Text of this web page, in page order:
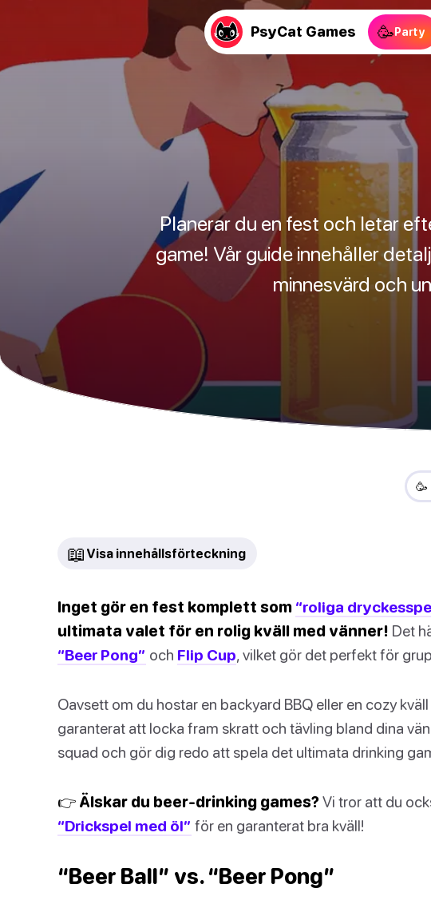
PsyCat Games 🥳Party
Planerar du en fest och letar
game! Vår guide innehåller
minnesvärd och
📖 Visa innehållsförteckning
Inget gör en fest komplett som “roliga
ultimata valet för en rolig kväll med vänner! Det
“Beer Pong” och Flip Cup, vilket gör det perfekt för
Oavsett om du hostar en backyard BBQ eller en cozy
garanterat att locka fram skratt och tävling bland dina
squad och gör dig redo att spela det ultimata drinking
👉 Älskar du beer-drinking games?Vi tror att du
“Drickspel med öl” för en garanterat bra kväll!
“Beer Ball” vs. “Beer Pong”